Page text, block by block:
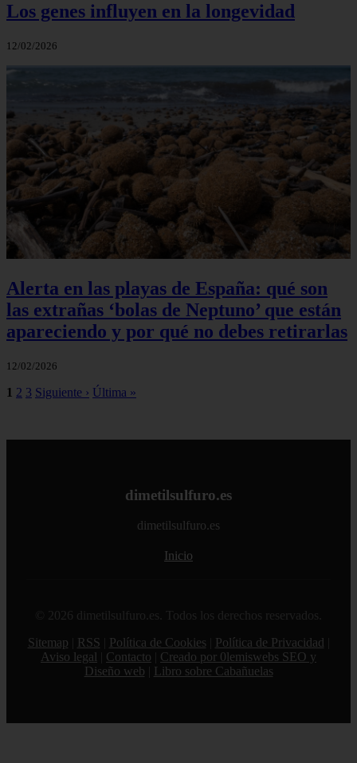
Los genes influyen en la longevidad
12/02/2026
Alerta en las playas de España: qué son
las extrañas ‘bolas de Neptuno’ que están
apareciendo y por qué no debes retirarlas
12/02/2026
1 2 3 Siguiente › Última »
dimetilsulfuro.es
dimetilsulfuro.es
Inicio
© 2026 dimetilsulfuro.es. Todos los derechos reservados.
Sitemap
RSS Política de Cookies Política de Privacidad
Aviso legal
Contacto
Creado por 0lemiswebs SEO y
Diseño web
Libro sobre Cabañuelas